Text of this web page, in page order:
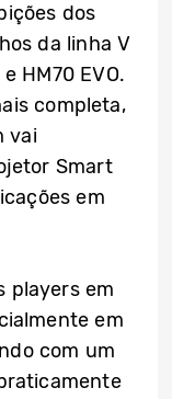
dos
da linha V
HM70 EVO.
completa,
vai
Smart
em
players em
em
com um